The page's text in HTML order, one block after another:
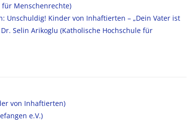
Menschenrechte)
Unschuldig! Kinder von Inhaftierten – „Dein Vater ist
Selin Arikoglu (Katholische Hochschule für
von Inhaftierten)
e.V.)